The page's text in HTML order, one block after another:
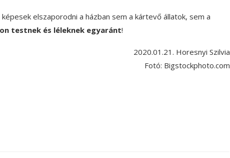
elszaporodni a házban sem a kártevő állatok, sem a
testnek és léleknek egyaránt!
2020.01.21. Horesnyi Szilvia
Fotó: Bigstockphoto.com